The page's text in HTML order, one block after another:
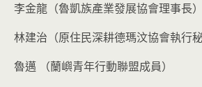
李金龍（魯凱族產業發展協會理事長）
林建治（原住民深耕德瑪汶協會執行秘
魯邁 （蘭嶼青年行動聯盟成員）